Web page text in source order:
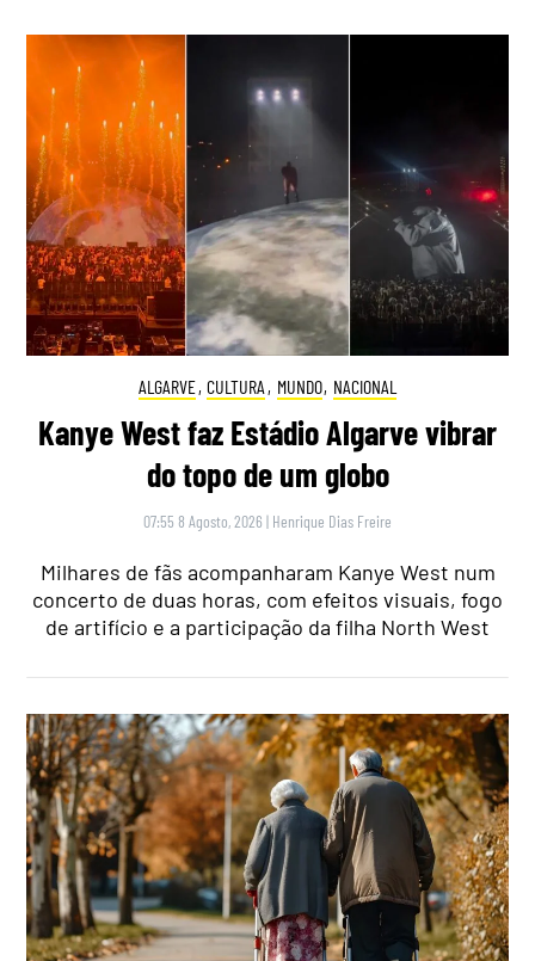
ALGARVE, CULTURA , MUNDO, NACIONAL
Kanye West faz Estádio Algarve vibrar
do topo de um globo
07:55 8 Agosto, 2026 | Henrique Dias Freire
Milhares de fãs acompanharam Kanye West num
concerto de duas horas, com efeitos visuais, fogo
de artifício e a participação da filha North West